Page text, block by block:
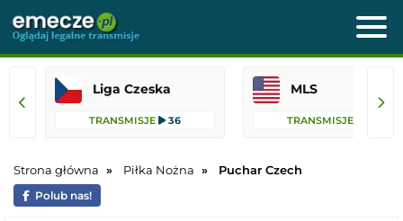
Liga Czeska
TRANSMISJE 36
MLS
TRANSMISJE
Strona główna Piłka Nożna Puchar Czech
Polub nas!